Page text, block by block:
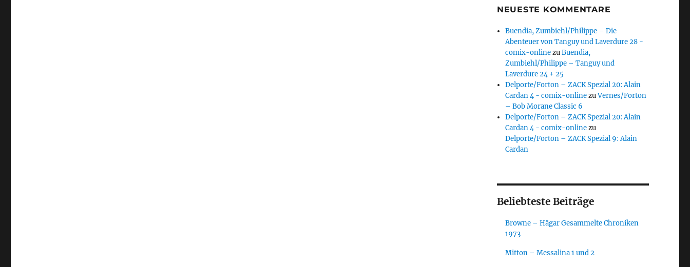
NEUESTE KOMMENTARE
Buendia, Zumbiehl/Philippe – Die
Abenteuer von Tanguy und Laverdure 28 -
comix-onlinezuBuendia,
Zumbiehl/Philippe – Tanguy und
Laverdure 24 + 25
Delporte/Forton – ZACK Spezial 20: Alain
Cardan 4 - comix-onlinezuVernes/Forton
– Bob Morane Classic 6
Delporte/Forton – ZACK Spezial 20: Alain
Cardan 4 - comix-onlinezu
Delporte/Forton – ZACK Spezial 9: Alain
Cardan
Beliebteste Beiträge
Browne – Hägar Gesammelte Chroniken
1973
Mitton – Messalina 1 und 2